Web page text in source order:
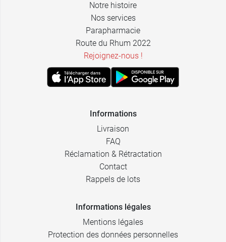
Notre histoire
Nos services
Parapharmacie
Route du Rhum 2022
Rejoignez-nous !
Informations
Livraison
FAQ
Réclamation & Rétractation
Contact
Rappels de lots
Informations légales
Mentions légales
Protection des données personnelles